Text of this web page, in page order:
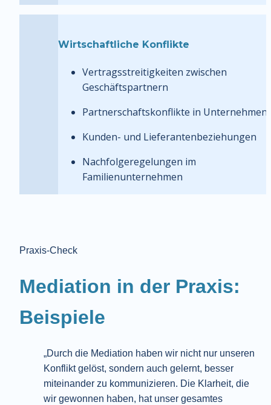
Wirtschaftliche Konflikte
Vertragsstreitigkeiten zwischen
Geschäftspartnern
Partnerschaftskonflikte in Unternehmen
Kunden- und Lieferantenbeziehungen
Nachfolgeregelungen im
Familienunternehmen
Praxis-Check
Mediation in der Praxis:
Beispiele
„Durch die Mediation haben wir nicht nur unseren
Konflikt gelöst, sondern auch gelernt, besser
miteinander zu kommunizieren. Die Klarheit, die
wir gewonnen haben, hat unser gesamtes